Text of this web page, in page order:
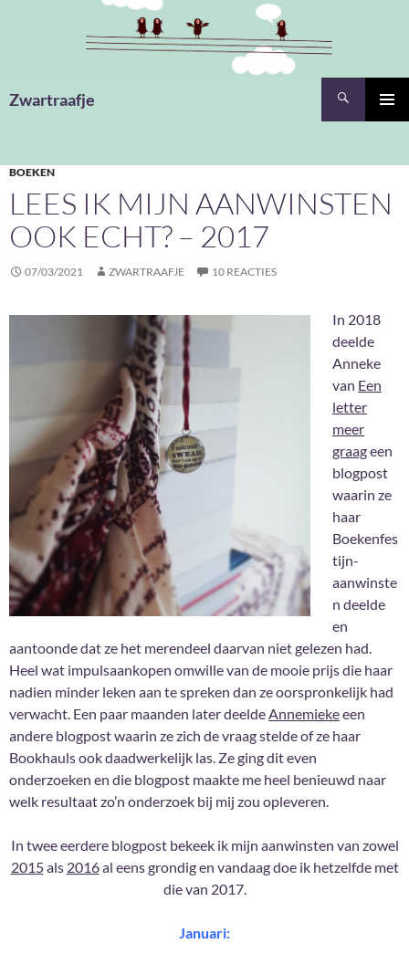
Zwartraafje
BOEKEN
LEES IK MIJN AANWINSTEN
OOK ECHT? – 2017
07/03/2021 ZWARTRAAFJE 10 REACTIES
In 2018
deelde
Anneke
van Een
letter
meer
graageen
blogpost
waarin ze
haar
Boekenfes
tijn-
aanwinste
n deelde
en
aantoonde dat ze het merendeel daarvan niet gelezen had.
Heel wat impulsaankopen omwille van de mooie prijs die haar
nadien minder leken aan te spreken dan ze oorspronkelijk had
verwacht. Een paar maanden later deeldeAnnemiekeeen
andere blogpost waarin ze zich de vraag stelde of ze haar
Bookhauls ook daadwerkelijk las. Ze ging dit even
onderzoeken en die blogpost maakte me heel benieuwd naar
welk resultaat zo’n onderzoek bij mij zou opleveren.
In twee eerdere blogpost bekeek ik mijn aanwinsten van zowel
2015als 2016al eens grondig en vandaag doe ik hetzelfde met
die van 2017.
Januari: